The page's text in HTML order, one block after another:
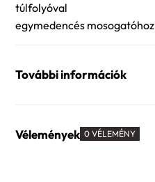
túlfolyóval
egymedencés mosogatóhoz
További információk
Vélemények 0 VÉLEMÉNY